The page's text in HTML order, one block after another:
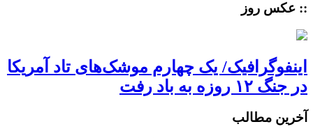
:: عکس روز
اینفوگرافیک/ یک چهارم موشک‌های تاد آمریکا
در جنگ ۱۲ روزه به باد رفت
آخرین مطالب